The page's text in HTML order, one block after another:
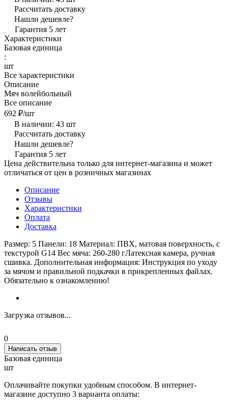
Рассчитать доставку
Нашли дешевле?
Гарантия 5 лет
Характеристики
Базовая единица
:
шт
Все характеристики
Описание
Мяч волейбольный
Все описание
692 ₽/шт
В наличии: 43 шт
Рассчитать доставку
Нашли дешевле?
Гарантия 5 лет
Цена действительна только для интернет-магазина и может
отличаться от цен в розничных магазинах
Описание
Отзывы
Характеристики
Оплата
Доставка
Размер: 5 Панели: 18 Материал: ПВХ, матовая поверхность, с
текстурой G14 Вес мяча: 260-280 гЛатексная камера, ручная
сшивка. Дополнительная информация: Инструкция по уходу
за мячом и правильной подкачки в прикрепленных файлах.
Обязательно к ознакомлению!
Загрузка отзывов...
0
Написать отзыв
Базовая единица
шт
Оплачивайте покупки удобным способом. В интернет-
магазине доступно 3 варианта оплаты: